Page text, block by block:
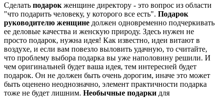
Сделать подарок женщине директору - это вопрос из области
"что подарить человеку, у которого все есть". Подарок
руководителю женщине должен одновременно подчеркивать
ее деловые качества и женскую природу. Здесь нужен не
просто подарок, нужна идея! Как известно, идеи витают в
воздухе, и если вам повезло выловить удачную, то считайте,
что проблему выбора подарка вы уже наполовину решили. И
чем оригинальней будет ваша идея, тем интересней будет
подарок. Он не должен быть очень дорогим, иначе это может
быть оценено неоднозначно, элемент практичности подарка
тоже не будет лишним. Необычные подарки для